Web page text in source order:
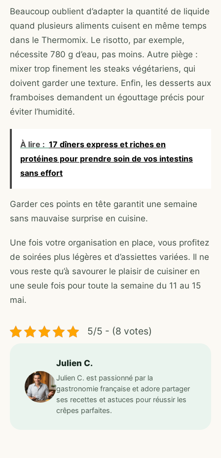
Beaucoup oublient d’adapter la quantité de liquide
quand plusieurs aliments cuisent en même temps
dans le Thermomix. Le risotto, par exemple,
nécessite 780 g d’eau, pas moins. Autre piège :
mixer trop finement les steaks végétariens, qui
doivent garder une texture. Enfin, les desserts aux
framboises demandent un égouttage précis pour
éviter l’humidité.
À lire : 17 dîners express et riches en
protéines pour prendre soin de vos intestins
sans effort
Garder ces points en tête garantit une semaine
sans mauvaise surprise en cuisine.
Une fois votre organisation en place, vous profitez
de soirées plus légères et d’assiettes variées. Il ne
vous reste qu’à savourer le plaisir de cuisiner en
une seule fois pour toute la semaine du 11 au 15
mai.
5/5 - (8 votes)
Julien C.
Julien C. est passionné par la
gastronomie française et adore partager
ses recettes et astuces pour réussir les
crêpes parfaites.